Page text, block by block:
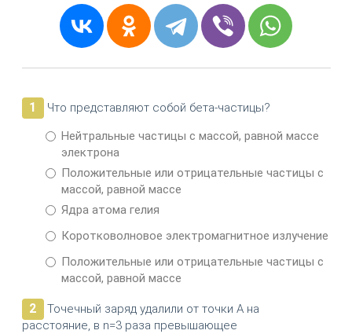
1
Что представляют собой бета-частицы?
Нейтральные частицы с массой, равной массе
электрона
Положительные или отрицательные частицы с
массой, равной массе
Ядра атома гелия
Коротковолновое электромагнитное излучение
Положительные или отрицательные частицы с
массой, равной массе
2
Точечный заряд удалили от точки А на
расстояние, в n=3 раза превышающее